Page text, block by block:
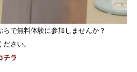
で無料体験に参加しませんか？
さい。
チラ